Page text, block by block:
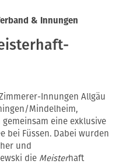
& Innungen
Innungen Allgäu
Mindelheim,
eine exklusive
bei Füssen. Dabei wurden
und
die Meisterhaft